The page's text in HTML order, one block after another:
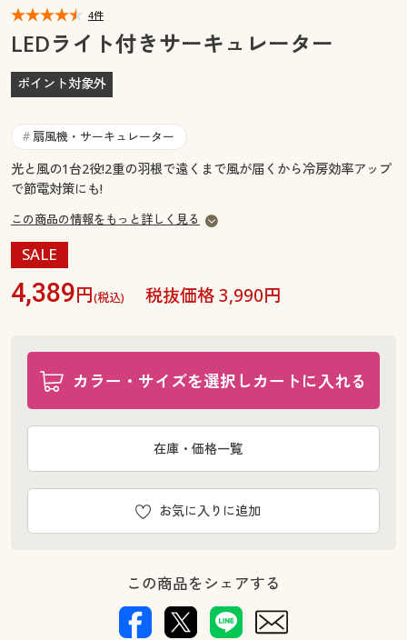
マイページ
閲覧履歴
お気に入り
サポート
ご利用ガイド
よくある質問とお問い合わせ
閲覧履歴
ご利用ガイド
4件
LEDライト付きサーキュレーター
ポイント対象外
# 扇風機・サーキュレーター
光と風の1台2役!2重の羽根で遠くまで風が届くから冷房効率アップ
で節電対策にも!
この商品の情報をもっと詳しく見る
SALE
4,389円(税込) 税抜価格 3,990円
カラー・サイズを選択しカートに入れる
お気に入りに追加
在庫・価格一覧
この商品をシェアする